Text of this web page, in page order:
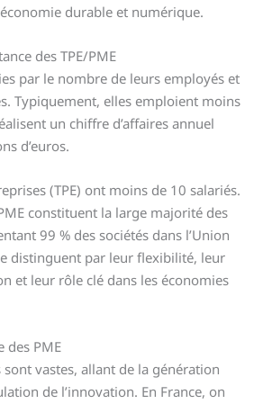
durable et numérique.
des TPE/PME
par le nombre de leurs employés et
Typiquement, elles emploient moins
un chiffre d’affaires annuel
d’euros.
(TPE) ont moins de 10 salariés.
constituent la large majorité des
99 % des sociétés dans l’Union
distinguent par leur flexibilité, leur
et leur rôle clé dans les économies
des PME
vastes, allant de la génération
de l’innovation. En France, on